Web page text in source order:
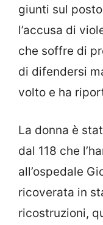
giunti sul
l’accusa di
che soffre di
di difendersi
volto e ha
La donna è
dal 118 che
all’ospedale
ricoverata in
ricostruzioni,